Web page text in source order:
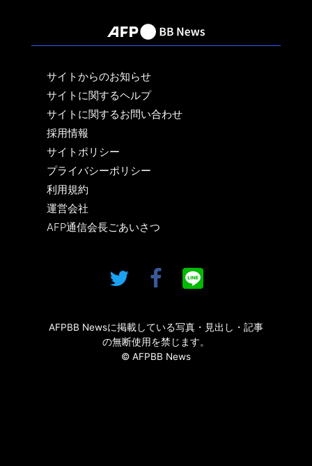
サイトからのお知らせ
サイトに関するヘルプ
サイトに関するお問い合わせ
採用情報
サイトポリシー
プライバシーポリシー
利用規約
運営会社
AFP通信会長ごあいさつ
AFPBB Newsに掲載している写真・見出し・記事
の無断使用を禁じます。
© AFPBB News